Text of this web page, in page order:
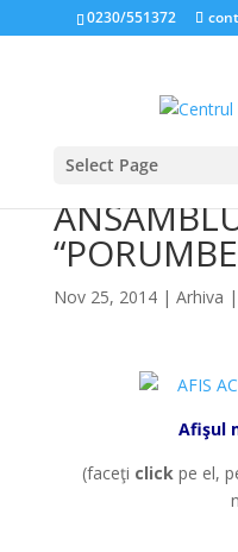
0230/551372
Select Page
ZIUA
Nov 25, 2014| Arhiva |
Afişul
(faceţi click pe el,